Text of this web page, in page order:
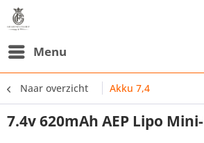
Menu
Naar overzicht Akku 7,4
7.4v 620mAh AEP Lipo